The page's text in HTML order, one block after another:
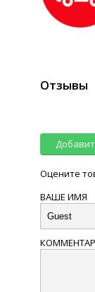
Отзывы
Оцените
ВАШЕ ИМЯ